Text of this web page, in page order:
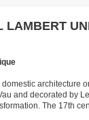
LAMBERT
architecture
and decorated by
The 17th